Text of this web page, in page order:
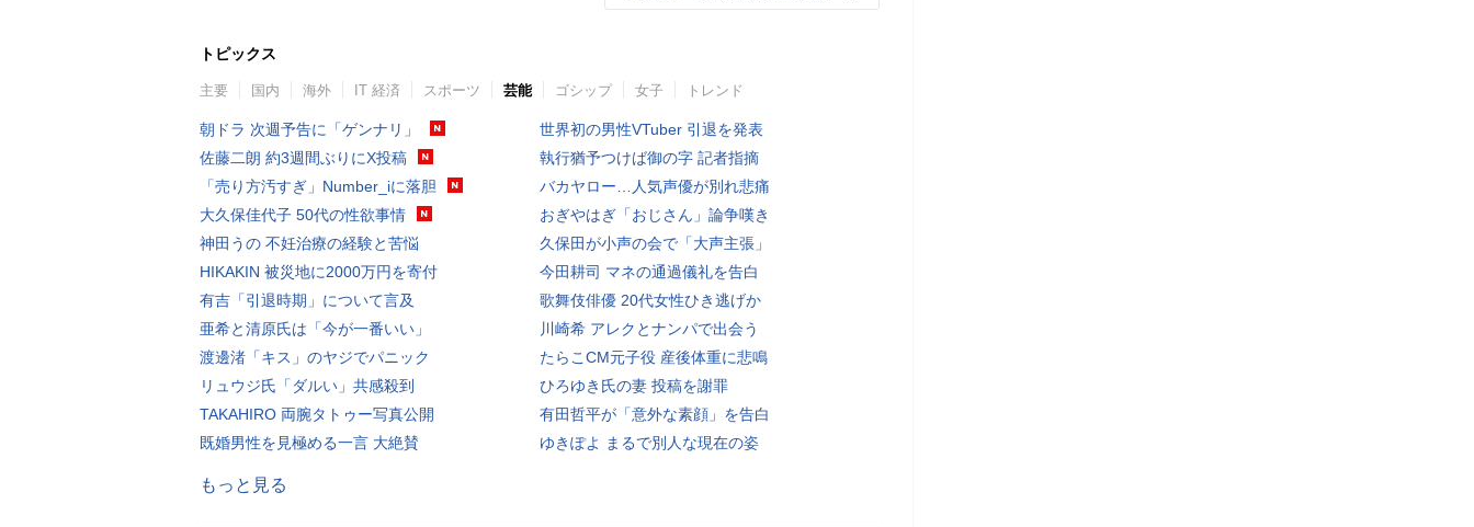
トピックス
主要 国内 海外 IT 経済 スポーツ 芸能 ゴシップ 女子 トレンド
朝ドラ 次週予告に「ゲンナリ」
佐藤二朗 約3週間ぶりにX投稿
「売り方汚すぎ」Number_iに落胆
大久保佳代子 50代の性欲事情
神田うの 不妊治療の経験と苦悩
HIKAKIN 被災地に2000万円を寄付
有吉「引退時期」について言及
亜希と清原氏は「今が一番いい」
渡邊渚「キス」のヤジでパニック
リュウジ氏「ダルい」共感殺到
TAKAHIRO 両腕タトゥー写真公開
既婚男性を見極める一言 大絶賛
世界初の男性VTuber 引退を発表
執行猶予つけば御の字 記者指摘
バカヤロー…人気声優が別れ悲痛
おぎやはぎ「おじさん」論争嘆き
久保田が小声の会で「大声主張」
今田耕司 マネの通過儀礼を告白
歌舞伎俳優 20代女性ひき逃げか
川崎希 アレクとナンパで出会う
たらこCM元子役 産後体重に悲鳴
ひろゆき氏の妻 投稿を謝罪
有田哲平が「意外な素顔」を告白
ゆきぽよ まるで別人な現在の姿
もっと見る